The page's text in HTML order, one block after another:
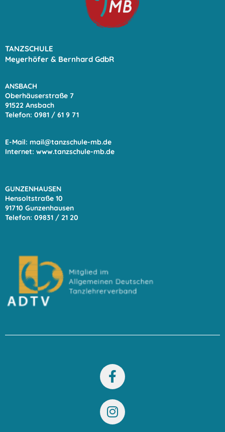
TANZSCHULE
Meyerhöfer & Bernhard GdbR
ANSBACH
Oberhäuserstraße 7
91522 Ansbach
Telefon: 0981 / 61 9 71
E-Mail: mail@tanzschule-mb.de
Internet: www.tanzschule-mb.de
GUNZENHAUSEN
Hensoltstraße 10
91710 Gunzenhausen
Telefon: 09831 / 21 20